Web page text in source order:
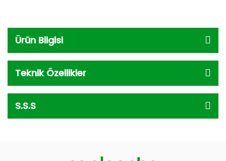
Ürün Bilgisi
Teknik Özellikler
S.S.S